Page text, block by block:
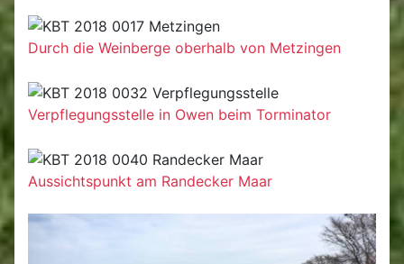
Durch die Weinberge oberhalb von Metzingen
Verpflegungsstelle in Owen beim Torminator
Aussichtspunkt am Randecker Maar